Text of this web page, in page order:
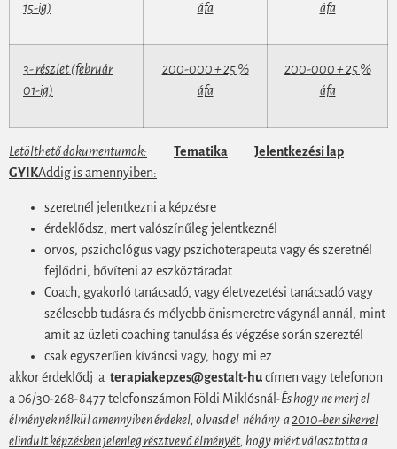
15-ig)
áfa
áfa
3- részlet (február
01-ig)
200-000 + 25 %
áfa
200-000 + 25 %
áfa
Letölthető dokumentumok: Tematika
Jelentkezési lap
GYIKAddig is amennyiben:
szeretnél jelentkezni a képzésre
érdeklődsz, mert valószínűleg jelentkeznél
orvos, pszichológus vagy pszichoterapeuta vagy és szeretnél
fejlődni, bővíteni az eszköztáradat
Coach, gyakorló tanácsadó, vagy életvezetési tanácsadó vagy
szélesebb tudásra és mélyebb önismeretre vágynál annál, mint
amit az üzleti coaching tanulása és végzése során szereztél
csak egyszerűen kíváncsi vagy, hogy mi ez
akkor érdeklődj a terapiakepzes@gestalt-hucímen vagy telefonon
a 06/30-268-8477 telefonszámon Földi Miklósnál-És hogy ne menj el
élmények nélkül amennyiben érdekel, olvasd el néhány a2010-ben sikerrel
elindult képzésben jelenleg résztvevő élményét, hogy miért választotta a